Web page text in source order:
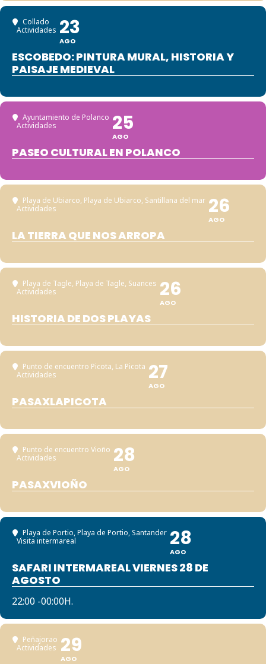
Collado
Actividades 23
AGO
ESCOBEDO: PINTURA MURAL, HISTORIA Y
PAISAJE MEDIEVAL
Ayuntamiento de Polanco
Actividades
25
AGO
PASEO CULTURAL EN POLANCO
Playa de Ubiarco, Playa de Ubiarco, Santillana del mar
Actividades
26
AGO
LA TIERRA QUE NOS ARROPA
Playa de Tagle, Playa de Tagle, Suances
Actividades
26
AGO
HISTORIA DE DOS PLAYAS
Punto de encuentro Picota, La Picota
Actividades
27
AGO
PASAXLAPICOTA
Punto de encuentro Vioño
Actividades
28
AGO
PASAXVIOÑO
Playa de Portio, Playa de Portio, Santander
Visita intermareal
28
AGO
SAFARI INTERMAREAL VIERNES 28 DE
AGOSTO
22:00 -00:00H.
Peñajorao
Actividades 29
AGO